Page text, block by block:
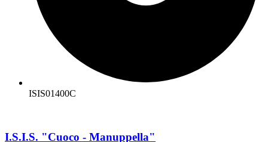
ISIS01400C
I.S.I.S. "Cuoco - Manuppella"